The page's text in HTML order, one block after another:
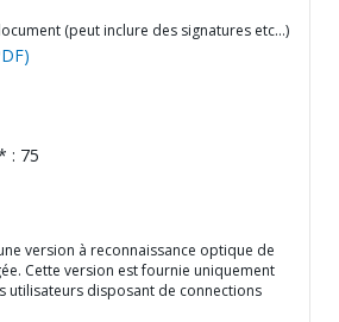
(peut inclure des signatures etc…)
: 75
version à reconnaissance optique de
Cette version est fournie uniquement
utilisateurs disposant de connections